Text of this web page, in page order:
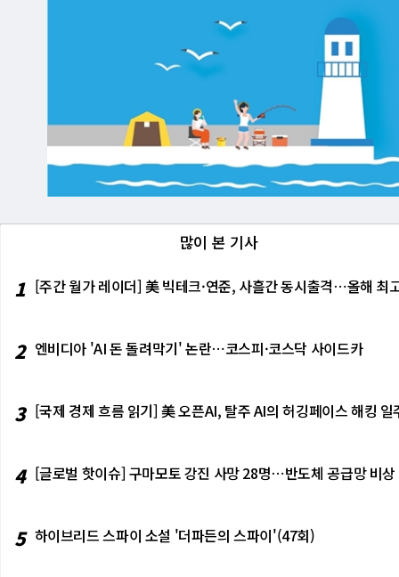
많이 본 기사
1 [주간 월가 레이더] 美 빅테크·연준, 사흘간 동시출격⋯올해 최
2 엔비디아 'AI 돈 돌려막기' 논란⋯코스피·코스닥 사이드카
3 [국제 경제 흐름 읽기] 美 오픈AI, 탈주 AI의 허깅페이스 해킹
4 [글로벌 핫이슈] 구마모토 강진 사망 28명⋯반도체 공급망 비상
5 하이브리드 스파이 소설 '더파든의 스파이'(47회)